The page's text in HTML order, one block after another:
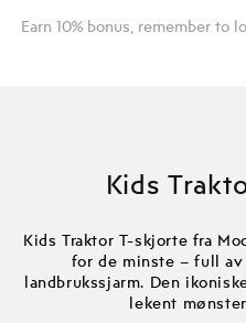
Earn 10% bonus, remember to
Kids
Kids Traktor T-skjorte fra
for de minste – full
landbrukssjarm. Den
lekent